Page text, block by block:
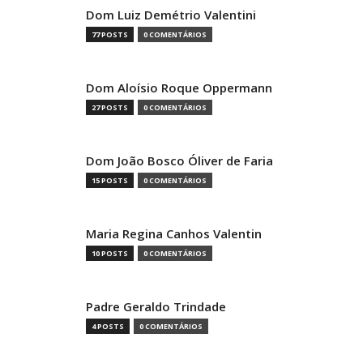
Dom Luiz Demétrio Valentini
77 POSTS 0 COMENTÁRIOS
Dom Aloísio Roque Oppermann
27 POSTS 0 COMENTÁRIOS
Dom João Bosco Óliver de Faria
15 POSTS 0 COMENTÁRIOS
Maria Regina Canhos Valentin
10 POSTS 0 COMENTÁRIOS
Padre Geraldo Trindade
4 POSTS 0 COMENTÁRIOS